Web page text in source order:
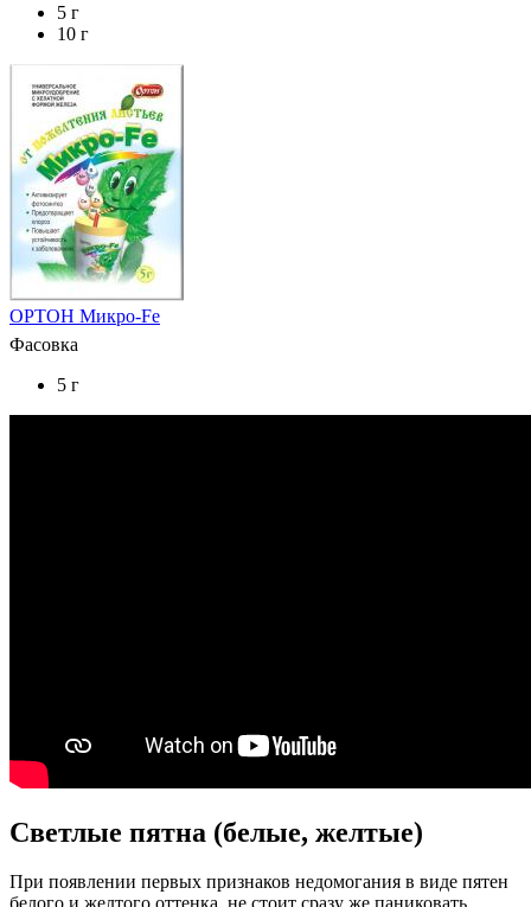
5 г
10 г
ОРТОН Микро-Fe
Фасовка
5 г
Светлые пятна (белые, желтые)
При появлении первых признаков недомогания в виде пятен